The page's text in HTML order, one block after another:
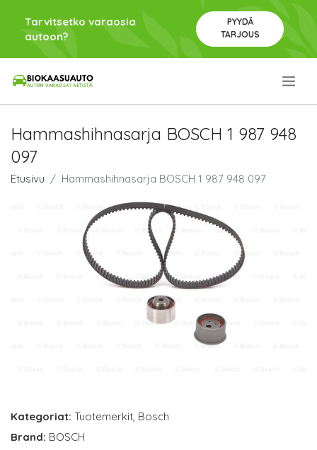
Tarvitsetko varaosia
autoon?
PYYDÄ
TARJOUS
Hammashihnasarja BOSCH 1 987 948
097
Etusivu Hammashihnasarja BOSCH 1 987 948 097
Kategoriat: Tuotemerkit, Bosch
Brand: BOSCH